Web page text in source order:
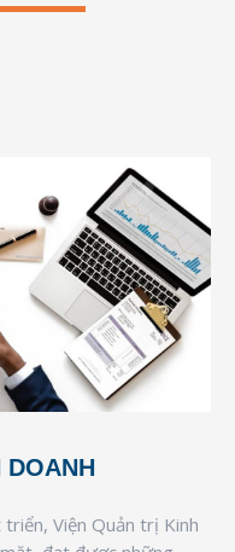
DOANH
Viện Quản trị Kinh